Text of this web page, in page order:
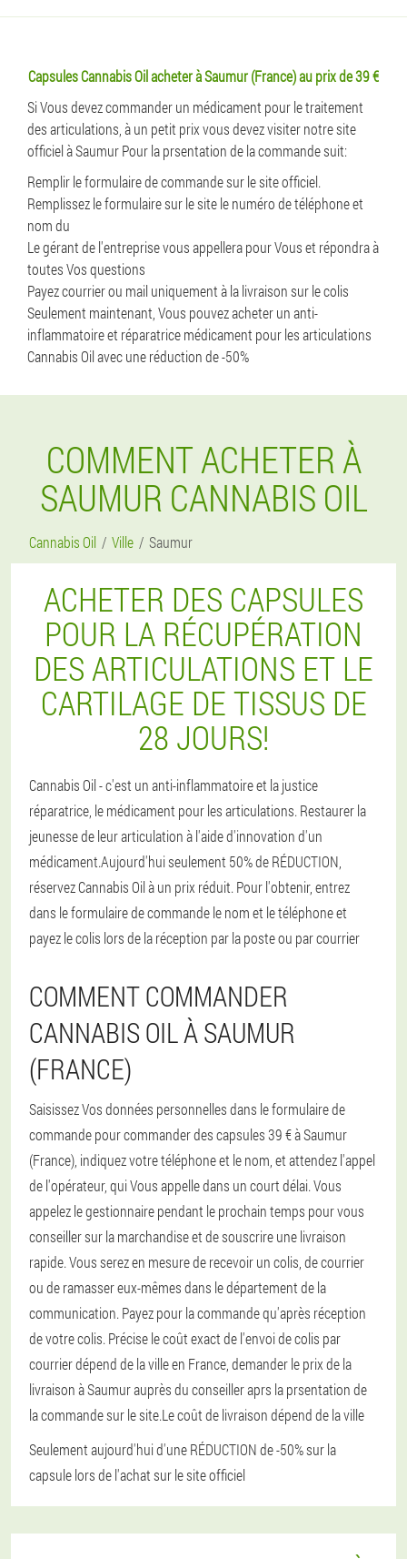
Capsules Cannabis Oil acheter à Saumur (France) au prix de 39 €
Si Vous devez commander un médicament pour le traitement
des articulations, à un petit prix vous devez visiter notre site
officiel à Saumur Pour la prsentation de la commande suit:
Remplir le formulaire de commande sur le site officiel.
Remplissez le formulaire sur le site le numéro de téléphone et
nom du
Le gérant de l'entreprise vous appellera pour Vous et répondra à
toutes Vos questions
Payez courrier ou mail uniquement à la livraison sur le colis
Seulement maintenant, Vous pouvez acheter un anti-
inflammatoire et réparatrice médicament pour les articulations
Cannabis Oil avec une réduction de -50%
COMMENT ACHETER À
SAUMUR CANNABIS OIL
Cannabis Oil Ville Saumur
ACHETER DES CAPSULES
POUR LA RÉCUPÉRATION
DES ARTICULATIONS ET LE
CARTILAGE DE TISSUS DE
28 JOURS!
Cannabis Oil - c'est un anti-inflammatoire et la justice
réparatrice, le médicament pour les articulations. Restaurer la
jeunesse de leur articulation à l'aide d'innovation d'un
médicament.Aujourd'hui seulement 50% de RÉDUCTION,
réservez Cannabis Oil à un prix réduit. Pour l'obtenir, entrez
dans le formulaire de commande le nom et le téléphone et
payez le colis lors de la réception par la poste ou par courrier
COMMENT COMMANDER
CANNABIS OIL À SAUMUR
(FRANCE)
Saisissez Vos données personnelles dans le formulaire de
commande pour commander des capsules 39 € à Saumur
(France), indiquez votre téléphone et le nom, et attendez l'appel
de l'opérateur, qui Vous appelle dans un court délai. Vous
appelez le gestionnaire pendant le prochain temps pour vous
conseiller sur la marchandise et de souscrire une livraison
rapide. Vous serez en mesure de recevoir un colis, de courrier
ou de ramasser eux-mêmes dans le département de la
communication. Payez pour la commande qu'après réception
de votre colis. Précise le coût exact de l'envoi de colis par
courrier dépend de la ville en France, demander le prix de la
livraison à Saumur auprès du conseiller aprs la prsentation de
la commande sur le site.Le coût de livraison dépend de la ville
Seulement aujourd'hui d'une RÉDUCTION de -50% sur la
capsule lors de l'achat sur le site officiel